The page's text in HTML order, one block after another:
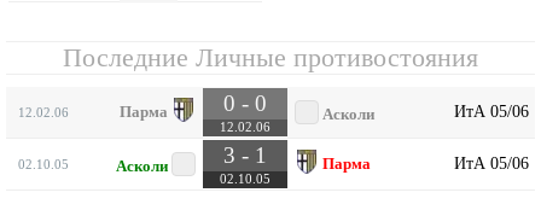
Последние Личные противостояния
12.02.06 Парма 0 - 0
12.02.06
Асколи ИтА 05/06
02.10.05 Асколи 3 - 1
02.10.05
Парма ИтА 05/06